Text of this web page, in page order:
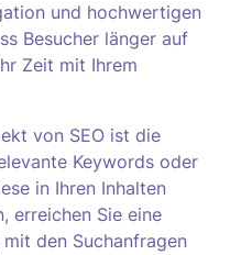
und hochwertigen
Besucher länger auf
Zeit mit Ihrem
von SEO ist die
Keywords oder
in Ihren Inhalten
erreichen Sie eine
den Suchanfragen